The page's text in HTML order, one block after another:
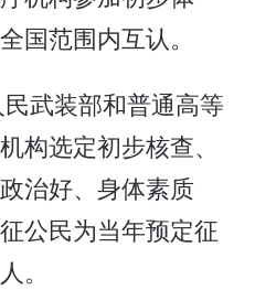
国范围内互认。
武装部和普通高等
构选定初步核查、
治好、身体素质
公民为当年预定征
。